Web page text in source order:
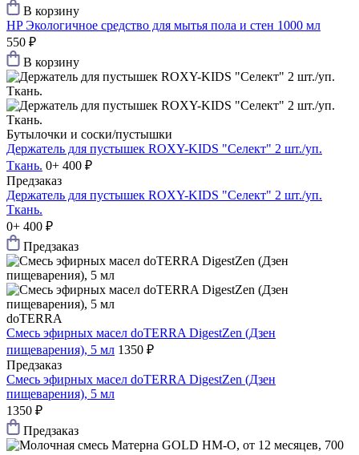
В корзину
HP Экологичное средство для мытья пола и стен 1000 мл
550 ₽
В корзину
Бутылочки и соски/пустышки
Держатель для пустышек ROXY-KIDS "Селект" 2 шт./уп.
Ткань. 0+ 400 ₽
Предзаказ
Держатель для пустышек ROXY-KIDS "Селект" 2 шт./уп.
Ткань.
0+ 400 ₽
Предзаказ
doTERRA
Смесь эфирных масел doTERRA DigestZen (Дзен
пищеварения), 5 мл 1350 ₽
Предзаказ
Смесь эфирных масел doTERRA DigestZen (Дзен
пищеварения), 5 мл
1350 ₽
Предзаказ